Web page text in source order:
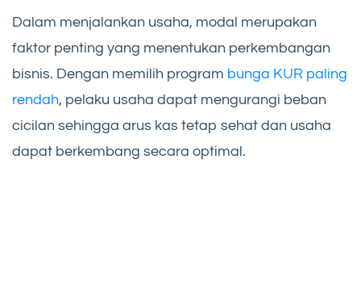
Dalam menjalankan usaha, modal merupakan
faktor penting yang menentukan perkembangan
bisnis. Dengan memilih program bunga KUR paling
rendah, pelaku usaha dapat mengurangi beban
cicilan sehingga arus kas tetap sehat dan usaha
dapat berkembang secara optimal.